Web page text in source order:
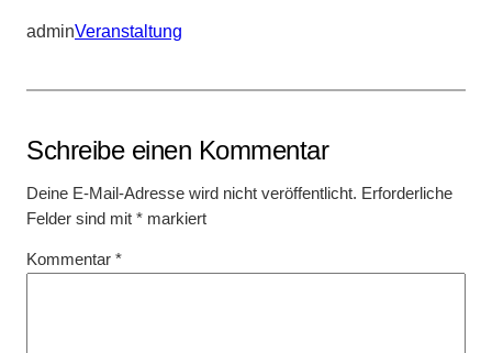
adminVeranstaltung
Schreibe einen Kommentar
Deine E-Mail-Adresse wird nicht veröffentlicht. Erforderliche
Felder sind mit * markiert
Kommentar *